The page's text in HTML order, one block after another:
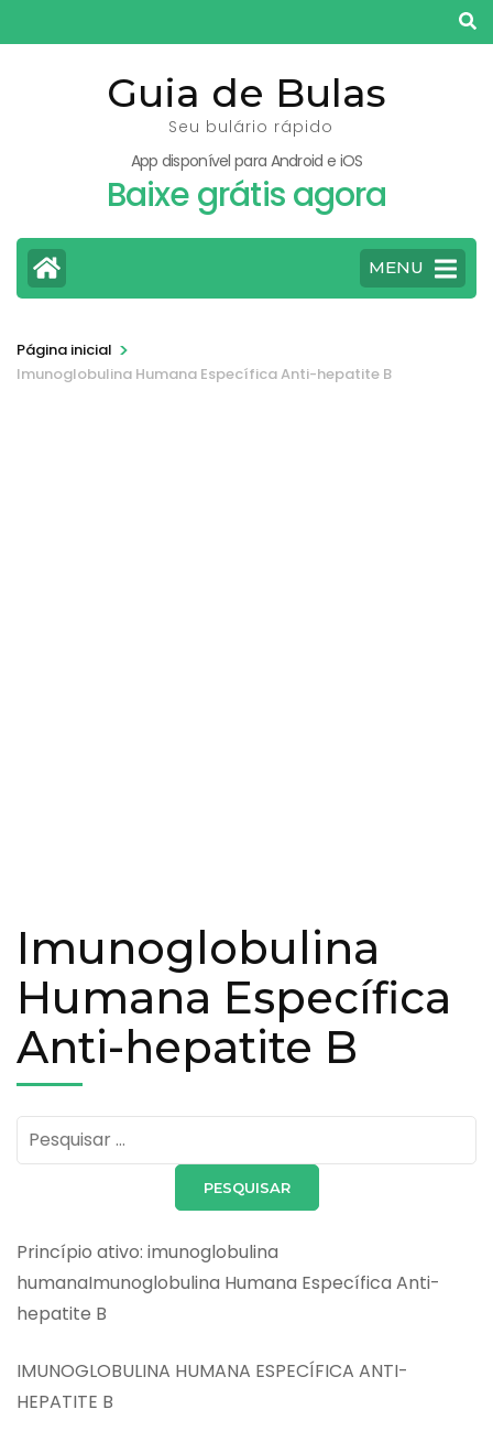
para
Guia de Bulas
Seu bulário rápido
App disponível para Android e iOS
Baixe grátis agora
MENU
Página inicial >
Imunoglobulina Humana Específica Anti-hepatite B
Imunoglobulina
Humana Específica
Anti-hepatite B
Pesquisar
por:
Princípio ativo: imunoglobulina
humanaImunoglobulina Humana Específica Anti-
hepatite B
IMUNOGLOBULINA HUMANA ESPECÍFICA ANTI-
HEPATITE B